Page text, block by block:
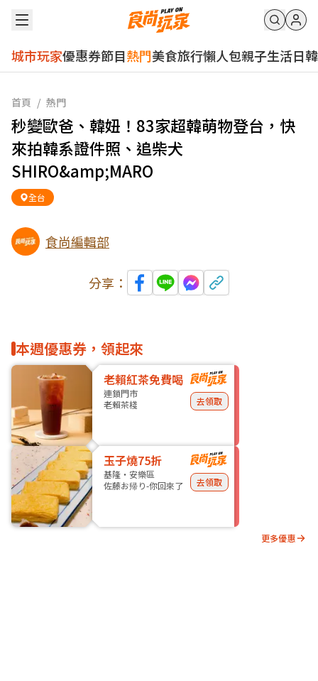
城市玩家優惠券節目熱門美食旅行懶人包親子生活日韓
首頁 / 熱門
秒變歐爸、韓妞！83家超韓萌物登台，快
來拍韓系證件照、追柴犬
SHIRO&amp;MARO
全台
食尚編輯部
分享：
本週優惠券，領起來
老賴紅茶免費喝
連鎖門市
老賴茶棧
去領取
玉子燒75折
基隆・安樂區
佐藤お帰り-你回來了
去領取
更多優惠